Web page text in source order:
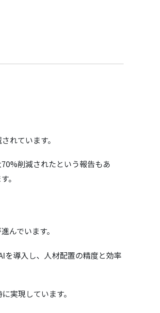
れています。
削減されたという報告もあ
。
んでいます。
を導入し、人材配置の精度と効率
実現しています。